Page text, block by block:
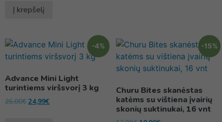
Į krepšelį
-4%
Advance Mini Light
turintiems viršsvorį 3 kg
26,00€ 24,99€
-15%
Churu Bites skanėstas
katėms su vištiena įvairių
skonių suktinukai, 16 vnt